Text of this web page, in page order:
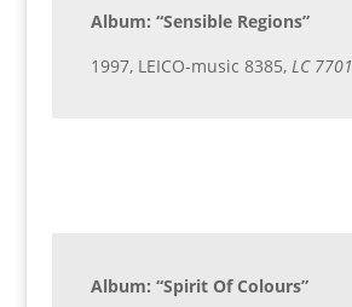
Album: “Sensible Regions”
1997, LEICO-music 8385, LC 7701
Album: “Spirit Of Colours”